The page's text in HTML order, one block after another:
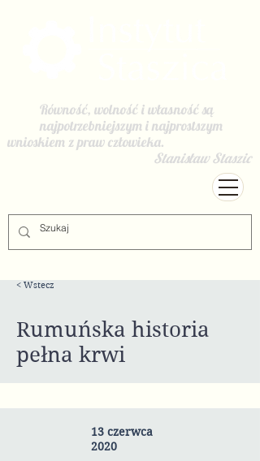
Równość, wolność i własność są
najpotrzebniejszym i najprostszym
wnioskiem z praw człowieka.
Stanisław Staszic
< Wstecz
Rumuńska historia
pełna krwi
13 czerwca
2020